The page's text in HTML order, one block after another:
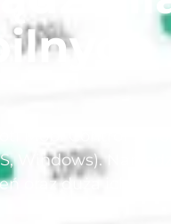
Mobi Control
Windows).
oraz duża ich